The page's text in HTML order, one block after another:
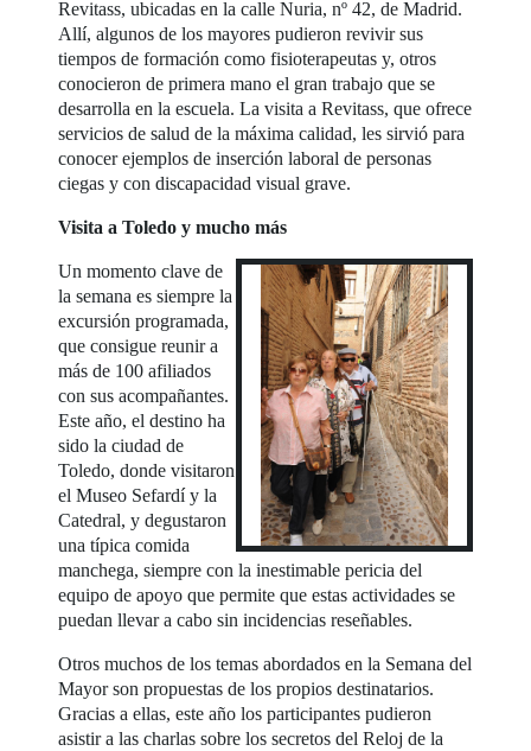
Revitass, ubicadas en la calle Nuria, nº 42, de Madrid.
Allí, algunos de los mayores pudieron revivir sus
tiempos de formación como fisioterapeutas y, otros
conocieron de primera mano el gran trabajo que se
desarrolla en la escuela. La visita a Revitass, que ofrece
servicios de salud de la máxima calidad, les sirvió para
conocer ejemplos de inserción laboral de personas
ciegas y con discapacidad visual grave.
Visita a Toledo y mucho más
Un momento clave de
la semana es siempre la
excursión programada,
que consigue reunir a
más de 100 afiliados
con sus acompañantes.
Este año, el destino ha
sido la ciudad de
Toledo, donde visitaron
el Museo Sefardí y la
Catedral, y degustaron
una típica comida
manchega, siempre con la inestimable pericia del
equipo de apoyo que permite que estas actividades se
puedan llevar a cabo sin incidencias reseñables.
Otros muchos de los temas abordados en la Semana del
Mayor son propuestas de los propios destinatarios.
Gracias a ellas, este año los participantes pudieron
asistir a las charlas sobre los secretos del Reloj de la